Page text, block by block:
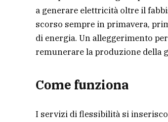
a generare elettricità oltre il
scorso sempre in primavera,
di energia. Un alleggerimento
remunerare la produzione della
Come funziona
I servizi di flessibilità si